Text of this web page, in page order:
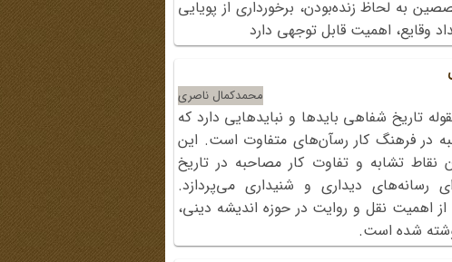
به لحاظ زنده‌بودن، برخورداری از پویایی
وقایع، اهمیت قابل توجهی دارد
محمدکمال ناصری
تاریخ شفاهی بایدها و نبایدهایی دارد که
در فرهنگ کار رسآن‌های متفاوت است. این
تشابه و تفاوت کار مصاحبه در تاریخ
رسانه‌های دیداری و شنیداری می‌پردازد.
اهمیت نقل و روایت در حوزه اندیشه دینی،
شده است.